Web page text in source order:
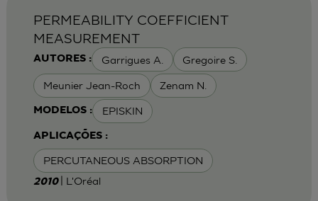
AUTORES : Garrigues A. Gregoire S.
Meunier Jean-Roch Zenam N.
MODELOS : EPISKIN
APLICAÇÕES :
PERCUTANEOUS ABSORPTION
PERMEABILITY COEFFICIENT
MEASUREMENT
2010 | L'Oréal